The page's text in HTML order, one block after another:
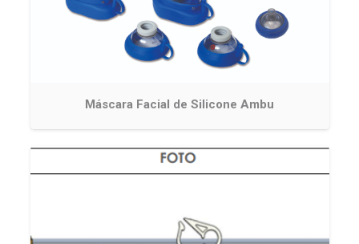
Máscara Facial de Silicone Ambu